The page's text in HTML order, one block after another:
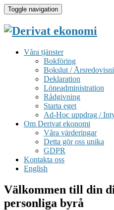
Toggle navigation
Våra tjänster
Bokföring
Bokslut /
Deklaration
Löneadministration
Rådgivning
Starta eget
Ad-Hoc uppdrag /
Om Derivat ekonomi
Våra värderingar
Detta gör oss unika
GDPR
Kontakta oss
English
Välkommen till din
personliga byrå